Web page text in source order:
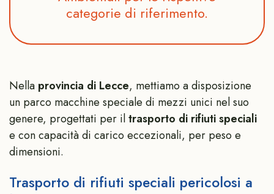
categorie di riferimento.
Nella provincia di Lecce, mettiamo a disposizione
un parco macchine speciale di mezzi unici nel suo
genere, progettati per iltrasporto di rifiuti speciali
e con capacità di carico eccezionali, per peso e
dimensioni.
Trasporto di rifiuti speciali pericolosi a